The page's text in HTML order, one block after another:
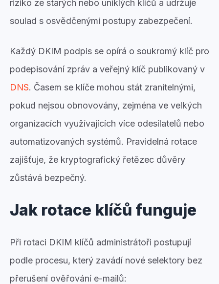
riziko ze starých nebo uniklých klíčů a udržuje
soulad s osvědčenými postupy zabezpečení.
Každý DKIM podpis se opírá o soukromý klíč pro
podepisování zpráv a veřejný klíč publikovaný v
DNS. Časem se klíče mohou stát zranitelnými,
pokud nejsou obnovovány, zejména ve velkých
organizacích využívajících více odesílatelů nebo
automatizovaných systémů. Pravidelná rotace
zajišťuje, že kryptografický řetězec důvěry
zůstává bezpečný.
Jak rotace klíčů funguje
Při rotaci DKIM klíčů administrátoři postupují
podle procesu, který zavádí nové selektory bez
přerušení ověřování e-mailů: